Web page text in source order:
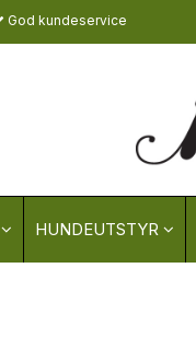
God kundeservice
HUNDEUTSTYR